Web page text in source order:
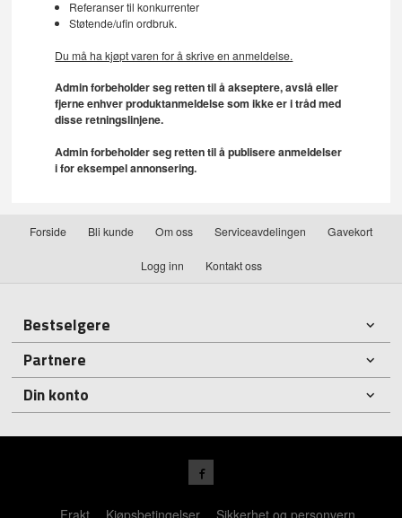
Referanser til konkurrenter
Støtende/ufin ordbruk.
Du må ha kjøpt varen for å skrive en anmeldelse.
Admin forbeholder seg retten til å akseptere, avslå eller
fjerne enhver produktanmeldelse som ikke er i tråd med
disse retningslinjene.
Admin forbeholder seg retten til å publisere anmeldelser
i for eksempel annonsering.
Forside Bli kunde Om oss Serviceavdelingen Gavekort
Logg inn Kontakt oss
Bestselgere
Partnere
Din konto